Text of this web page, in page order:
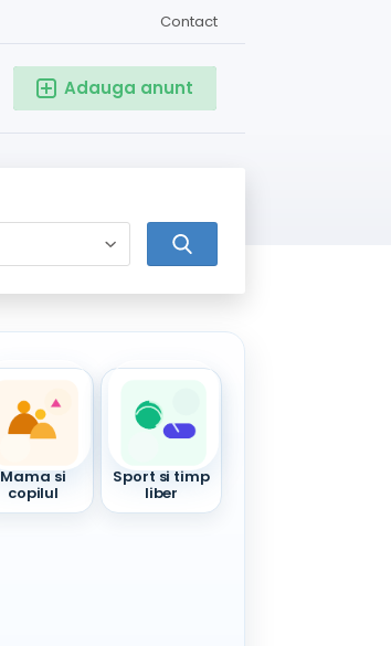
Contact
Adauga anunt
Mama si
copilul
Sport si timp
liber